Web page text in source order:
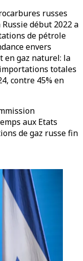
russes
début 2022 a
de pétrole
envers
en gaz naturel: la
totales
contre 45% en
aux Etats
de gaz russe fin